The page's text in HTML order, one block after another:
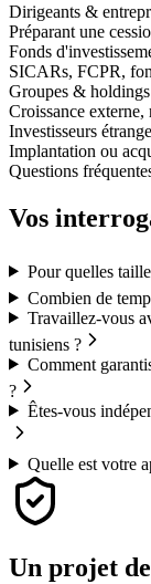
Dirigeants &
Préparant une
Fonds
SICARs, FCPR,
Groupes & holdings
Croissance externe,
Investisseurs
Implantation ou
Questions
Vos
Pour quelles
Combien de
Travaillez-vous
tunisiens ?
Comment
?
Êtes-vous
Quelle est votre
Un projet